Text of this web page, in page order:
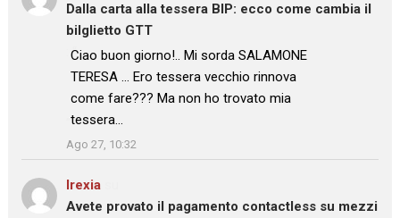
Dalla carta alla tessera BIP: ecco come cambia il
bilglietto GTT
: “
Ciao buon giorno!.. Mi sorda SALAMONE
TERESA … Ero tessera vecchio rinnova
come fare??? Ma non ho trovato mia
tessera…
Ago 27, 10:32
Irexia
Avete provato il pagamento contactless su mezzi